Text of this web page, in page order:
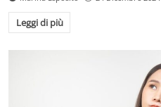
Leggi di più